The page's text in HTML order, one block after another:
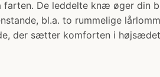
De leddelte knæ øger din
bl.a. to rummelige
der sætter komforten i